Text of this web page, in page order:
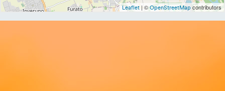
Leaflet | © OpenStreetMap contributors